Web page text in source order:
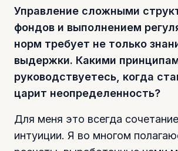
Управление сложными
фондов и выполнением
норм требует не только
выдержки. Какими
руководствуетесь, когда
царит неопределенность?
Для меня это всегда
интуиции. Я во многом